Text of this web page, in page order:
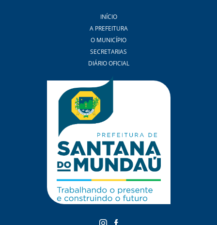
INÍCIO
A PREFEITURA
O MUNICÍPIO
SECRETARIAS
DIÁRIO OFICIAL